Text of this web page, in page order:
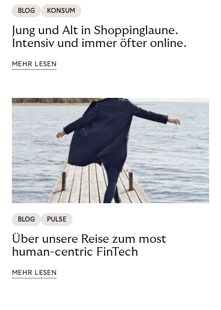
BLOG KONSUM
Jung und Alt in Shoppinglaune.
Intensiv und immer öfter online.
MEHR LESEN
BLOG PULSE
Über unsere Reise zum most
human-centric FinTech
MEHR LESEN